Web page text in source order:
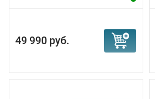
49 990 руб.